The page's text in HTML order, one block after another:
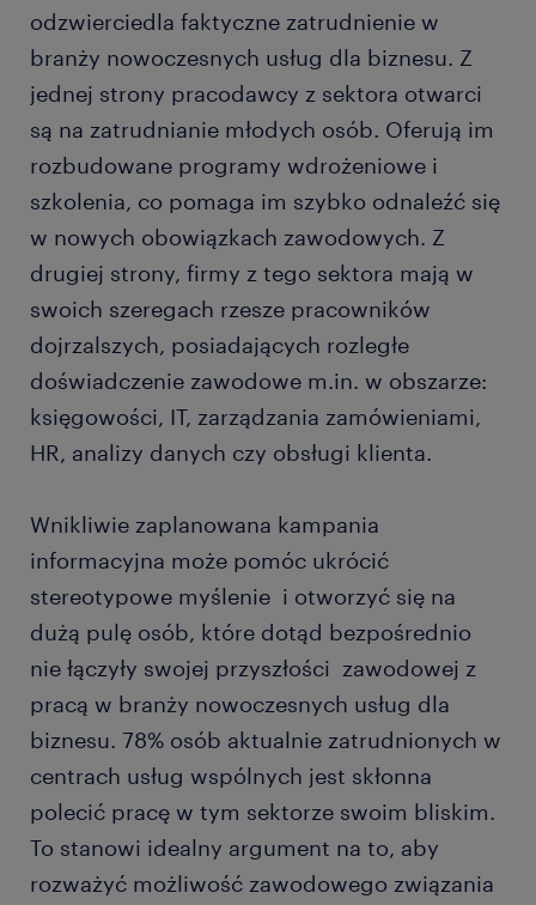
odzwierciedla faktyczne zatrudnienie w
branży nowoczesnych usług dla biznesu. Z
jednej strony pracodawcy z sektora otwarci
są na zatrudnianie młodych osób. Oferują im
rozbudowane programy wdrożeniowe i
szkolenia, co pomaga im szybko odnaleźć się
w nowych obowiązkach zawodowych. Z
drugiej strony, firmy z tego sektora mają w
swoich szeregach rzesze pracowników
dojrzalszych, posiadających rozległe
doświadczenie zawodowe m.in. w obszarze:
księgowości, IT, zarządzania zamówieniami,
HR, analizy danych czy obsługi klienta.
Wnikliwie zaplanowana kampania
informacyjna może pomóc ukrócić
stereotypowe myślenie i otworzyć się na
dużą pulę osób, które dotąd bezpośrednio
nie łączyły swojej przyszłości zawodowej z
pracą w branży nowoczesnych usług dla
biznesu. 78% osób aktualnie zatrudnionych w
centrach usług wspólnych jest skłonna
polecić pracę w tym sektorze swoim bliskim.
To stanowi idealny argument na to, aby
rozważyć możliwość zawodowego związania